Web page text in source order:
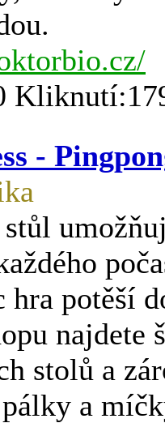
-
hra potěší
najdete
stolů a
a